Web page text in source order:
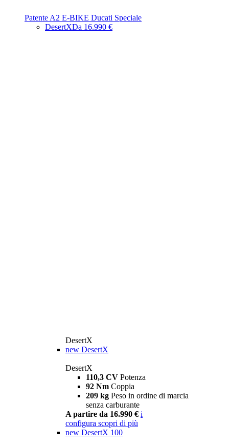
Patente A2 E-BIKE Ducati Speciale
DesertXDa 16.990 €
DesertX
new DesertX
DesertX
110,3 CV Potenza
92 Nm Coppia
209 kg Peso in ordine di marcia
senza carburante
A partire da 16.990 € i
configura scopri di più
new DesertX 100